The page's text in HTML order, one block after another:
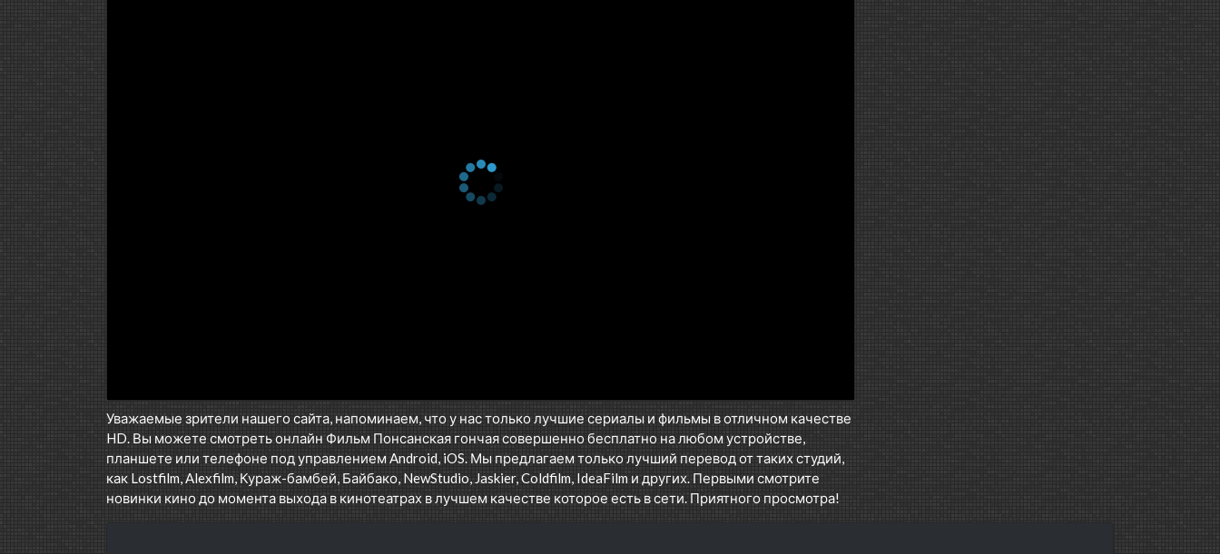
Уважаемые зрители нашего сайта, напоминаем, что у нас только лучшие сериалы и фильмы в отличном качестве
HD. Вы можете смотреть онлайн Фильм Понсанская гончая совершенно бесплатно на любом устройстве,
планшете или телефоне под управлением Android, iOS. Мы предлагаем только лучший перевод от таких студий,
как Lostfilm, Alexfilm, Кураж-бамбей, Байбако, NewStudio, Jaskier, Coldfilm, IdeaFilm и других. Первыми смотрите
новинки кино до момента выхода в кинотеатрах в лучшем качестве которое есть в сети. Приятного просмотра!